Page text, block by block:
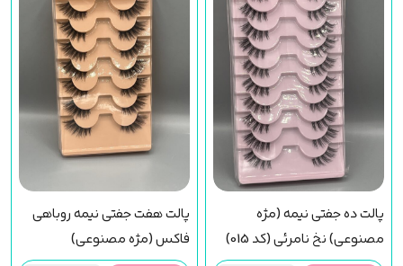
پالت ده جفتی نیمه (مژه
مصنوعی) نخ نامرئی (کد 015)
پالت هفت جفتی نیمه روباهی
فاکس (مژه مصنوعی)